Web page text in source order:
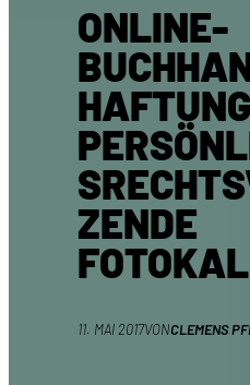
ONLINE-
ZENDE
11. MAI 2017VONCLEMENS